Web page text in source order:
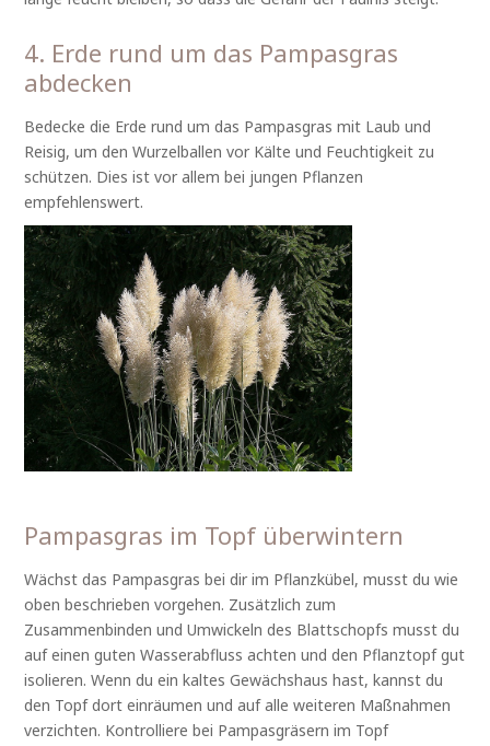
4. Erde rund um das Pampasgras
abdecken
Bedecke die Erde rund um das Pampasgras mit Laub und
Reisig, um den Wurzelballen vor Kälte und Feuchtigkeit zu
schützen. Dies ist vor allem bei jungen Pflanzen
empfehlenswert.
Pampasgras im Topf überwintern
Wächst das Pampasgras bei dir im Pflanzkübel, musst du wie
oben beschrieben vorgehen. Zusätzlich zum
Zusammenbinden und Umwickeln des Blattschopfs musst du
auf einen guten Wasserabfluss achten und den Pflanztopf gut
isolieren. Wenn du ein kaltes Gewächshaus hast, kannst du
den Topf dort einräumen und auf alle weiteren Maßnahmen
verzichten. Kontrolliere bei Pampasgräsern im Topf